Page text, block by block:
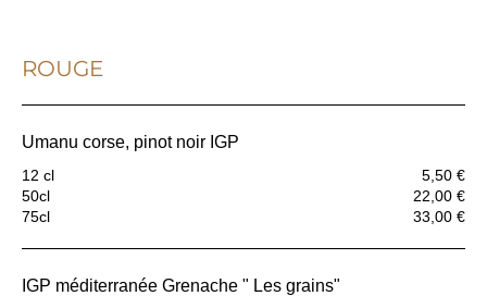
ROUGE
Umanu corse, pinot noir IGP
12 cl
5,50 €
50cl
22,00 €
75cl
33,00 €
IGP méditerranée Grenache " Les grains"